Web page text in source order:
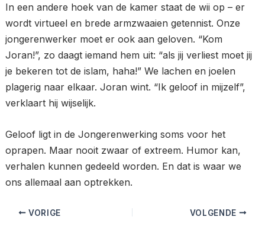
In een andere hoek van de kamer staat de wii op – er
wordt virtueel en brede armzwaaien getennist. Onze
jongerenwerker moet er ook aan geloven. “Kom
Joran!”, zo daagt iemand hem uit: “als jij verliest moet jij
je bekeren tot de islam, haha!” We lachen en joelen
plagerig naar elkaar. Joran wint. “Ik geloof in mijzelf”,
verklaart hij wijselijk.
Geloof ligt in de Jongerenwerking soms voor het
oprapen. Maar nooit zwaar of extreem. Humor kan,
verhalen kunnen gedeeld worden. En dat is waar we
ons allemaal aan optrekken.
VORIGE VOLGENDE